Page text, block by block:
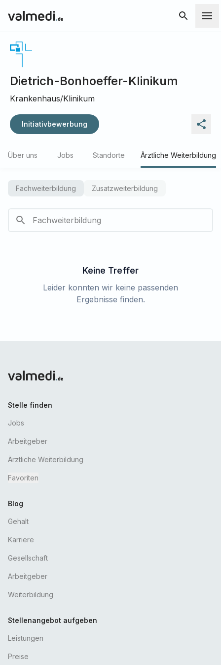
Dietrich-Bonhoeffer-Klinikum
Krankenhaus/Klinikum
Initiativbewerbung
Über uns Jobs Standorte Ärztliche Weiterbildung
Fachweiterbildung Zusatzweiterbildung
Keine Treffer
Leider konnten wir keine passenden
Ergebnisse finden.
Stelle finden
Jobs
Arbeitgeber
Ärztliche Weiterbildung
Favoriten
Blog
Gehalt
Karriere
Gesellschaft
Arbeitgeber
Weiterbildung
Stellenangebot aufgeben
Leistungen
Preise